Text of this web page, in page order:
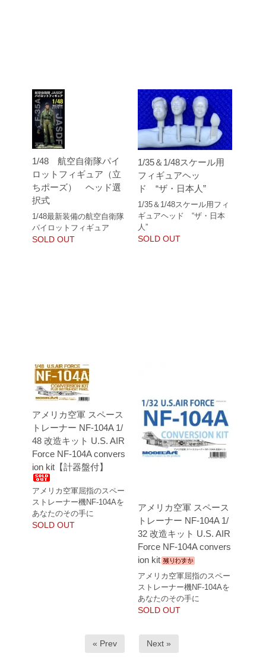
1/48 航空自衛隊パイ
ロットフィギュア（立
ちポーズ） ヘッド選
択式
1/48最新装備の航空自衛隊
パイロットフィギュア
SOLD OUT
1/35＆1/48スケール用
フィギュアヘッ
ド “ザ・日本人”
1/35＆1/48スケール用フィ
ギュアヘッド “ザ・日本
人”
SOLD OUT
アメリカ空軍 スペース
トレーナー NF-104A 1/
48 改造キット U.S. AIR
Force NF-104A convers
ion kit【計器盤付】
アメリカ空軍屈指のスペー
ストレーナー機NF-104Aを
あなたのその手に
SOLD OUT
アメリカ空軍 スペース
トレーナー NF-104A 1/
32 改造キット U.S. AIR
Force NF-104A convers
ion kit
アメリカ空軍屈指のスペー
ストレーナー機NF-104Aを
あなたのその手に
SOLD OUT
« Prev Next »